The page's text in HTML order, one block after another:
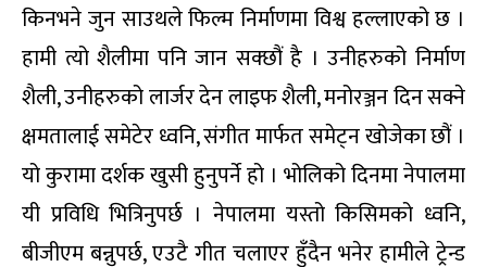
किनभने जुन साउथले फिल्म निर्माणमा विश्व हल्लाएको छ ।
हामी त्यो शैलीमा पनि जान सक्छौं है । उनीहरुको निर्माण
शैली, उनीहरुको लार्जर देन लाइफ शैली, मनोरञ्जन दिन सक्ने
क्षमतालाई समेटेर ध्वनि, संगीत मार्फत समेट्न खोजेका छौं ।
यो कुरामा दर्शक खुसी हुनुपर्ने हो । भोलिको दिनमा नेपालमा
यी प्रविधि भित्रिनुपर्छ । नेपालमा यस्तो किसिमको ध्वनि,
बीजीएम बन्नुपर्छ, एउटै गीत चलाएर हुँदैन भनेर हामीले ट्रेन्ड